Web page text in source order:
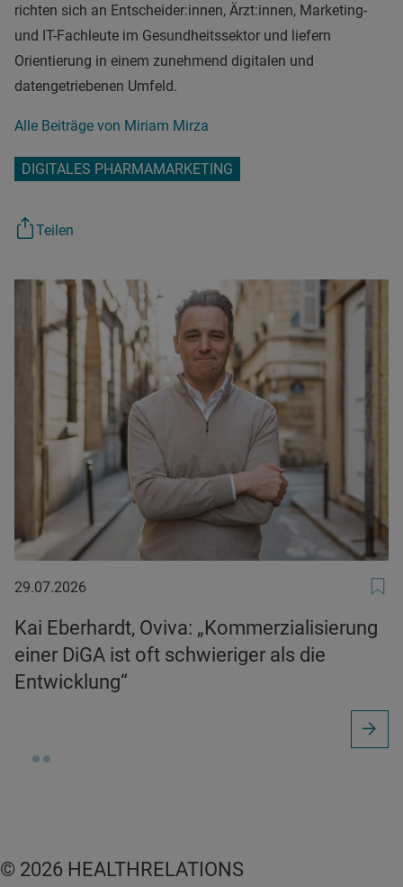
richten sich an Entscheider:innen, Ärzt:innen, Marketing-
und IT-Fachleute im Gesundheitssektor und liefern
Orientierung in einem zunehmend digitalen und
datengetriebenen Umfeld.
Alle Beiträge von Miriam Mirza
DIGITALES PHARMAMARKETING
Teilen
29.07.2026
29.07.2026
Kai Eberhardt, Oviva: „Kommerzialisierung
einer DiGA ist oft schwieriger als die
Entwicklung“
© 2026 HEALTHRELATIONS